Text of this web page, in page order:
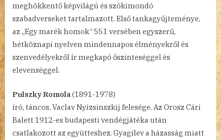
meghökkentő képvilágú és szókimondó
szabadverseket tartalmazott. Első tankagyűjteménye,
az „Egy marék homok” 551 versében egyszerű,
hétköznapi nyelven mindennapos élményekről és
szenvedélyekről ír megkapó őszinteséggel és
elevenséggel.
Pulszky Romola(1891-1978)
író, táncos, Vaclav Nyizsinszkij felesége. Az Orosz Cári
Balett 1912-es budapesti vendégjátéka után
csatlakozott az együtteshez. Gyagilev a házasság miatt